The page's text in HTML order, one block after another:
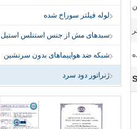
لوله فیلتر سوراخ شده
سبدهای مش از جنس استنلس استیل
شبکه ضد هواپیماهای بدون سرنشین
ژنراتور دود سرد